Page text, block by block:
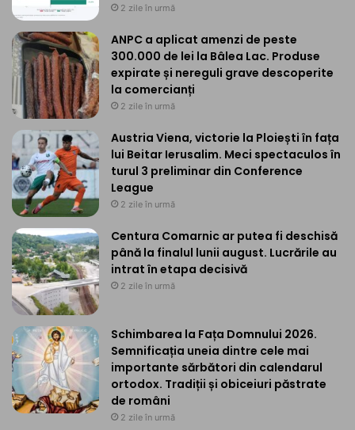
2 zile în urmă
ANPC a aplicat amenzi de peste
300.000 de lei la Bâlea Lac. Produse
expirate și nereguli grave descoperite
la comercianți
2 zile în urmă
Austria Viena, victorie la Ploiești în fața
lui Beitar Ierusalim. Meci spectaculos în
turul 3 preliminar din Conference
League
2 zile în urmă
Centura Comarnic ar putea fi deschisă
până la finalul lunii august. Lucrările au
intrat în etapa decisivă
2 zile în urmă
Schimbarea la Fața Domnului 2026.
Semnificația uneia dintre cele mai
importante sărbători din calendarul
ortodox. Tradiții și obiceiuri păstrate
de români
2 zile în urmă